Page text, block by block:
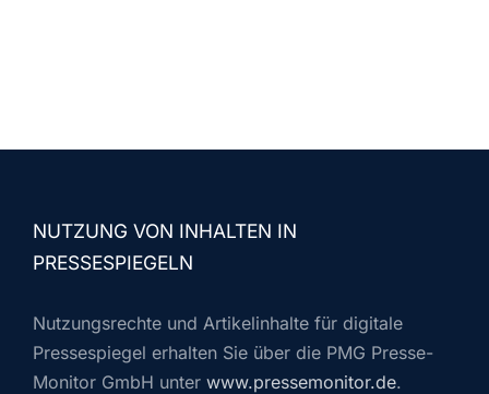
NUTZUNG VON INHALTEN IN
PRESSESPIEGELN
Nutzungsrechte und Artikelinhalte für digitale
Pressespiegel erhalten Sie über die PMG Presse-
Monitor GmbH unter www.pressemonitor.de.